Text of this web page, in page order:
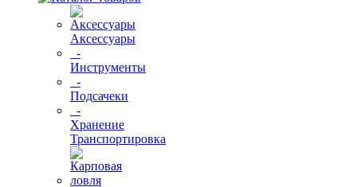
Аксессуары
-
Инструменты
-
Подсачеки
-
Хранение
Транспортировка